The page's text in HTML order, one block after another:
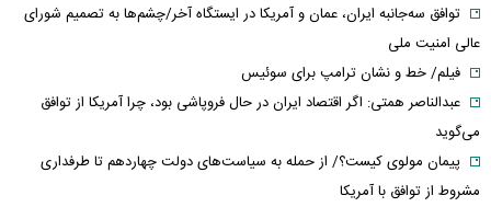
توافق سه‌جانبه ایران، عمان و آمریکا در ایستگاه آخر/چشم‌ها به تصمیم شورای
عالی امنیت ملی
فیلم/ خط و نشان ترامپ برای سوئیس
عبدالناصر همتی: اگر اقتصاد ایران در حال فروپاشی بود، چرا آمریکا از توافق
می‌گوید
پیمان مولوی کیست؟/ از حمله به سیاست‌های دولت چهاردهم تا طرفداری
مشروط از توافق با آمریکا